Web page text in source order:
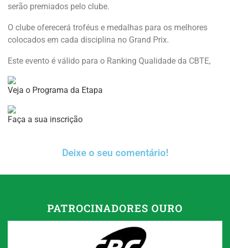
serão premiados pelo clube.
O clube oferecerá troféus e medalhas para os melhores
colocados em cada disciplina no Grand Prix.
Este evento é válido para o Ranking Qualidade da CBTE,
Veja o Programa da Etapa
Faça a sua inscrição
Deixe o seu comentário!
PATROCINADORES OURO